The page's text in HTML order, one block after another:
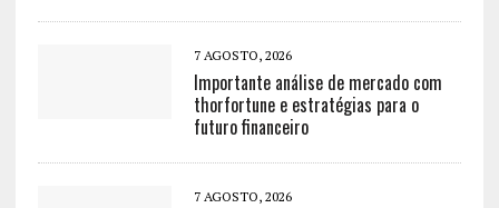
7 AGOSTO, 2026
Importante análise de mercado com
thorfortune e estratégias para o
futuro financeiro
7 AGOSTO, 2026